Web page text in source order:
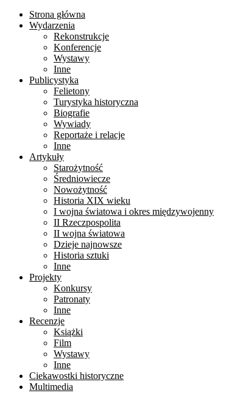
Strona główna
Wydarzenia
Rekonstrukcje
Konferencje
Wystawy
Inne
Publicystyka
Felietony
Turystyka historyczna
Biografie
Wywiady
Reportaże i relacje
Inne
Artykuły
Starożytność
Średniowiecze
Nowożytność
Historia XIX wieku
I wojna światowa i okres międzywojenny
II Rzeczpospolita
II wojna światowa
Dzieje najnowsze
Historia sztuki
Inne
Projekty
Konkursy
Patronaty
Inne
Recenzje
Książki
Film
Wystawy
Inne
Ciekawostki historyczne
Multimedia